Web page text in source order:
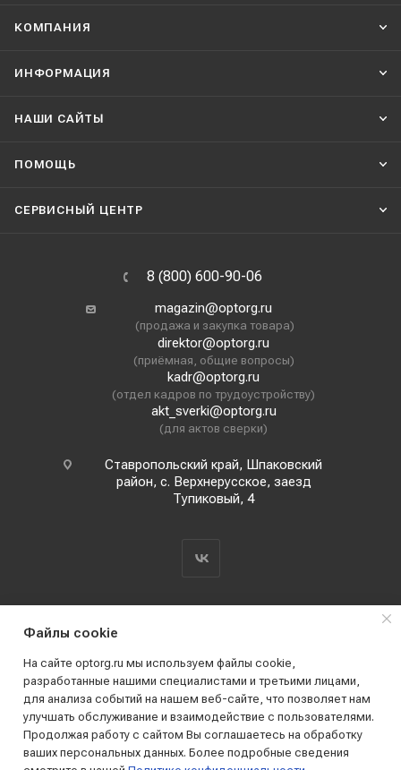
КОМПАНИЯ
ИНФОРМАЦИЯ
НАШИ CАЙТЫ
ПОМОЩЬ
СЕРВИСНЫЙ ЦЕНТР
8 (800) 600-90-06
magazin@optorg.ru
(продажа и закупка товара)
direktor@optorg.ru
(приёмная, общие вопросы)
kadr@optorg.ru
(отдел кадров по трудоустройству)
akt_sverki@optorg.ru
(для актов сверки)
Ставропольский край, Шпаковский
район, с. Верхнерусское, заезд
Тупиковый, 4
2019 - 2026 © АО КПК "Ставропольстройопторг"
Все права защищены
Файлы cookie
На сайте optorg.ru мы используем файлы cookie,
разработанные нашими специалистами и третьими лицами,
для анализа событий на нашем веб-сайте, что позволяет нам
улучшать обслуживание и взаимодействие с пользователями.
Продолжая работу с сайтом Вы соглашаетесь на обработку
ваших персональных данных. Более подробные сведения